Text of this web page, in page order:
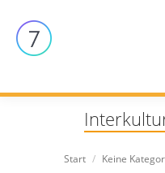
Sie befinden sich
Start Keine